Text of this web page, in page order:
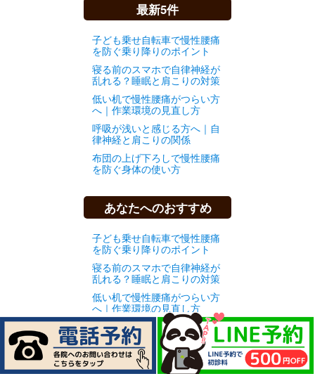
最新5件
子ども乗せ自転車で慢性腰痛
を防ぐ乗り降りのポイント
寝る前のスマホで自律神経が
乱れる？睡眠と肩こりの対策
低い机で慢性腰痛がつらい方
へ｜作業環境の見直し方
呼吸が浅いと感じる方へ｜自
律神経と肩こりの関係
布団の上げ下ろしで慢性腰痛
を防ぐ身体の使い方
あなたへのおすすめ
子ども乗せ自転車で慢性腰痛
を防ぐ乗り降りのポイント
寝る前のスマホで自律神経が
乱れる？睡眠と肩こりの対策
低い机で慢性腰痛がつらい方
へ｜作業環境の見直し方
呼吸が浅いと感じる方へ｜自
律神経と肩こりの関係
布団の上げ下ろしで慢性腰痛
を防ぐ身体の使い方